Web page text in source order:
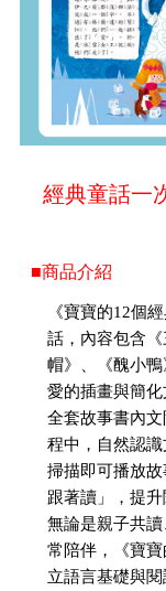
經典童話一
■商品介紹
《寶寶的12個
話，內容包含
帽》、《醜小
愛的插畫與簡化
全套故事書內
程中，自然認識
掃描即可播放故
跟著讀」，提升
無論是親子共
常陪伴，《寶
立語言基礎與閱